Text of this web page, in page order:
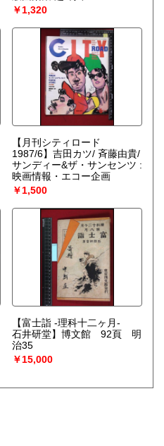
￥1,320
【月刊シティロード
1987/6】吉田カツ/ 斉藤由貴/
サンディー&ザ・サンセンツ :
映画情報・エコー企画
￥1,500
【富士詣 -理科十二ヶ月-
石井研堂】博文館 92頁 明
治35
￥15,000